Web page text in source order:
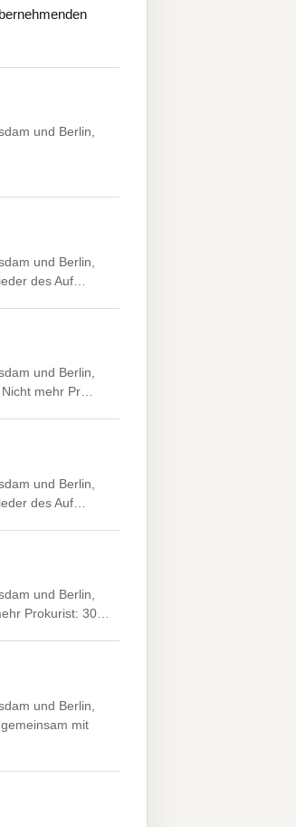
und Berlin,
und Berlin,
des Auf…
und Berlin,
mehr Pr…
und Berlin,
des Auf…
und Berlin,
Prokurist: 30…
und Berlin,
mit